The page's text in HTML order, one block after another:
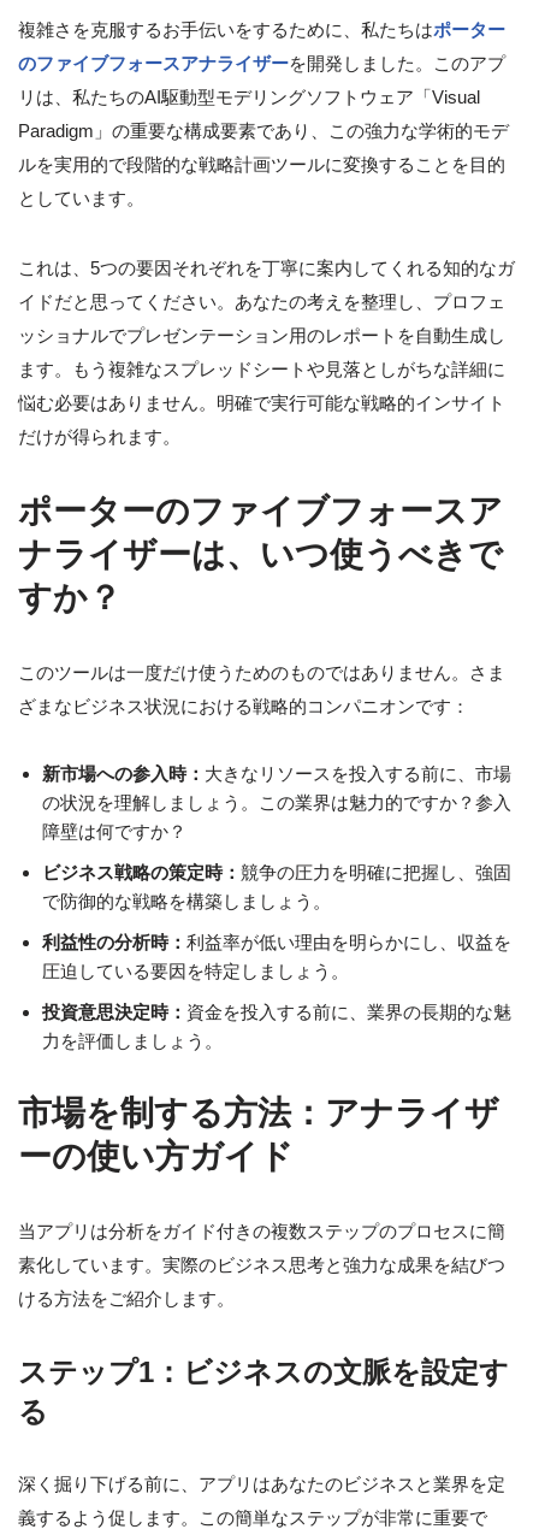
複雑さを克服するお手伝いをするために、私たちはポーター
のファイブフォースアナライザーを開発しました。このアプ
リは、私たちのAI駆動型モデリングソフトウェア「Visual
Paradigm」の重要な構成要素であり、この強力な学術的モデ
ルを実用的で段階的な戦略計画ツールに変換することを目的
としています。
これは、5つの要因それぞれを丁寧に案内してくれる知的なガ
イドだと思ってください。あなたの考えを整理し、プロフェ
ッショナルでプレゼンテーション用のレポートを自動生成し
ます。もう複雑なスプレッドシートや見落としがちな詳細に
悩む必要はありません。明確で実行可能な戦略的インサイト
だけが得られます。
ポーターのファイブフォースア
ナライザーは、いつ使うべきで
すか？
このツールは一度だけ使うためのものではありません。さま
ざまなビジネス状況における戦略的コンパニオンです：
新市場への参入時： 大きなリソースを投入する前に、市場
の状況を理解しましょう。この業界は魅力的ですか？参入
障壁は何ですか？
ビジネス戦略の策定時： 競争の圧力を明確に把握し、強固
で防御的な戦略を構築しましょう。
利益性の分析時： 利益率が低い理由を明らかにし、収益を
圧迫している要因を特定しましょう。
投資意思決定時： 資金を投入する前に、業界の長期的な魅
力を評価しましょう。
市場を制する方法：アナライザ
ーの使い方ガイド
当アプリは分析をガイド付きの複数ステップのプロセスに簡
素化しています。実際のビジネス思考と強力な成果を結びつ
ける方法をご紹介します。
ステップ1：ビジネスの文脈を設定す
る
深く掘り下げる前に、アプリはあなたのビジネスと業界を定
義するよう促します。この簡単なステップが非常に重要で